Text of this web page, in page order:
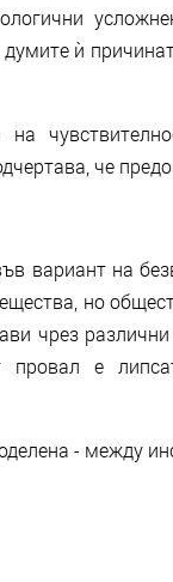
ѝ
че
вариант на
но
чрез
провал е
- между